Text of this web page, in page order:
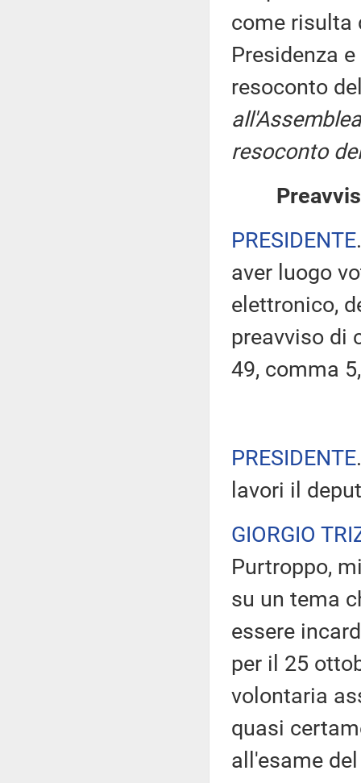
come risulta
Presidenza
resoconto
resoconto
PRESIDENTE
aver luogo
elettronico,
preavviso di
49, comma
PRESIDENTE
lavori il
GIORGIO
Purtroppo,
su un tema
essere
per il 25
volontaria
quasi
all'esame